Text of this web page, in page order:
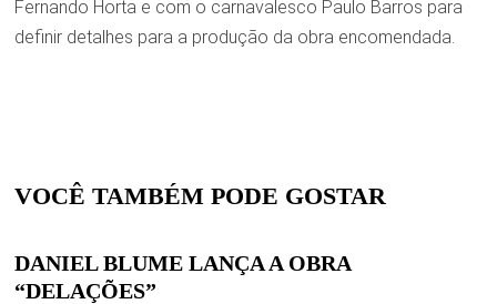
Fernando Horta e com o carnavalesco Paulo Barros para
definir detalhes para a produção da obra encomendada.
VOCÊ TAMBÉM PODE GOSTAR
DANIEL BLUME LANÇA A OBRA
“DELAÇÕES”